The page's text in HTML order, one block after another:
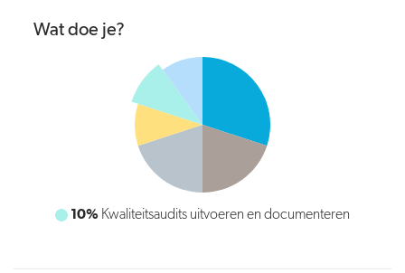
Wat doe je?
10% Kwaliteitsaudits uitvoeren en documenteren
10%Verbeteringsvoorstellen initiëren en uitwerken